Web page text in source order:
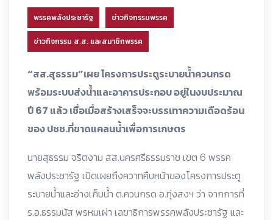
พรรคพลังประชารัฐ ข่าวกิจกรรมพรรค
ข่าวกิจกรรม ส.ส. และสมาชิกพรรค
“สส.สุธรรม”เผย โครงการประตูระบายน้ำควนกรด
พร้อมระบบส่งน้ำและอาคารประกอบ อยู่ในงบประมาณ
ปี 67 แล้ว เชื่อเมื่อสร้างเสร็จจะบรรเทาความเดือดร้อน
ของ ปชช.ที่ขาดแคลนน้ำเพื่อการเกษตร
นายสุธรรม จริตงาม สส.นครศรีธรรมราช เขต 6 พรรค
พลังประชารัฐ เปิดเผยถึงควาทคืบหน้าของโครงการประตู
ระบายน้ำและอ่างเก็บน้ำ ต.ควนกรด อ.ทุ่งสงฯ ว่า จากการที่
ร.อ.ธรรมนัส พรหมเผ่า เลขาธิการพรรคพลังประชารัฐ และ